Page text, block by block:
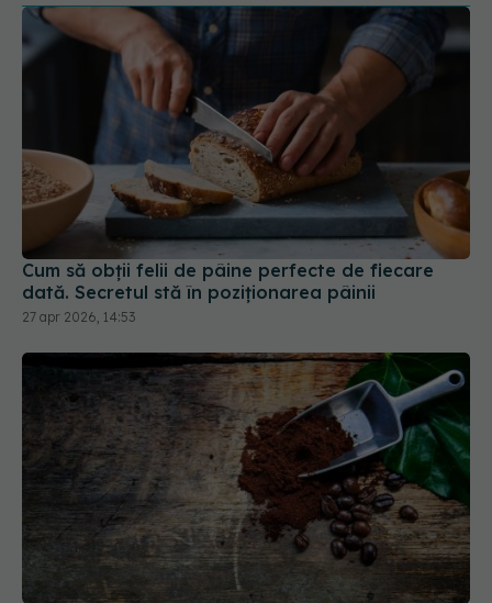
Cum să obții felii de pâine perfecte de fiecare
dată. Secretul stă în poziționarea pâinii
27 apr 2026, 14:53